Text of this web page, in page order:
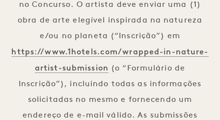
no Concurso. O artista deve enviar uma (1)
obra de arte elegível inspirada na natureza
e/ou no planeta (“Inscrição”) em
https://www.1hotels.com/wrapped-in-nature-
artist-submission (o “Formulário de
Inscrição”), incluindo todas as informações
solicitadas no mesmo e fornecendo um
endereço de e-mail válido. As submissões